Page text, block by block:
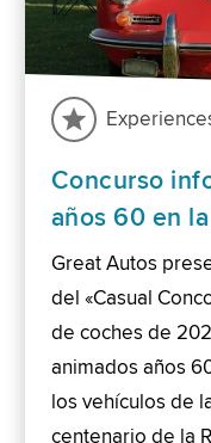
Concurso
años 60 en
Great Autos
del «Casual
de coches de
animados años
los vehículos de
centenario de la